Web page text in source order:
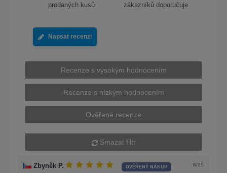
prodaných kusů zákazníků doporučuje
Napsat recenzi
Recenze s vysokým hodnocením
Recenze s nízkým hodnocením
Ověřené recenze
Smazat filtr
Zbyněk P. OVĚŘENÝ NÁKUP 8/25